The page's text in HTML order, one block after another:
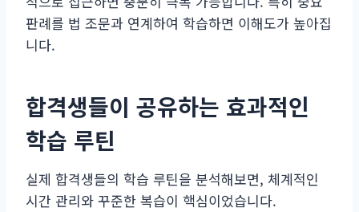
판례를 법 조문과 연계하여 학습하면 이해도가 높아집
니다.
합격생들이 공유하는 효과적인
학습 루틴
실제 합격생들의 학습 루틴을 분석해보면, 체계적인
시간 관리와 꾸준한 복습이 핵심이었습니다.